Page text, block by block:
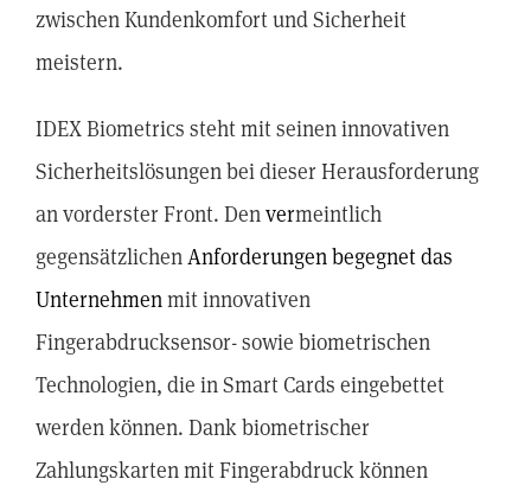
zwischen Kundenkomfort und Sicherheit
meistern.
IDEX Biometrics steht mit seinen innovativen
Sicherheitslösungen bei dieser Herausforderung
an vorderster Front. Denvermeintlich
gegensätzlichenAnforderungenbegegnet das
Unternehmenmit innovativen
Fingerabdrucksensor- sowie biometrischen
Technologien, die in Smart Cards eingebettet
werden können. Dank biometrischer
Zahlungskarten mit Fingerabdruck können